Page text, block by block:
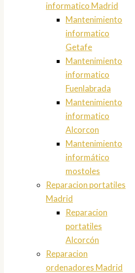
informatico Madrid
Mantenimiento
informatico
Getafe
Mantenimiento
informatico
Fuenlabrada
Mantenimiento
informatico
Alcorcon
Mantenimiento
informático
mostoles
Reparacion portatiles
Madrid
Reparacion
portatiles
Alcorcón
Reparacion
ordenadores Madrid